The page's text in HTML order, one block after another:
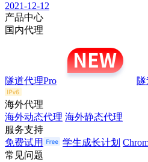
2021-12-12
产品中心
国内代理
隧道代理Pro
海外代理
海外动态代理 海外静态代理
服务支持
免费试用
学生成长计划
常见问题